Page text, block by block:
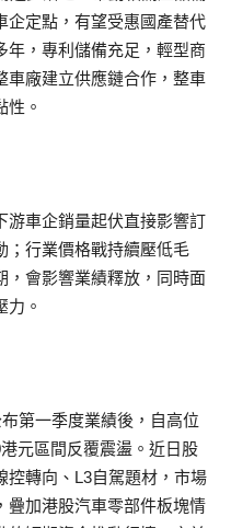
企定點，有望受惠國產替代
年，專利儲備充足，輕型商
車廠建立供應鏈合作，整車
性。
游車企銷量起伏直接影響訂
；行業價格戰持續壓低毛
，會影響業績釋放，同時面
力。
第一季度業績後，自高位
元區間反覆震盪。近日股
控轉向、L3自駕題材，市場
疊加港股汽車零部件板塊情